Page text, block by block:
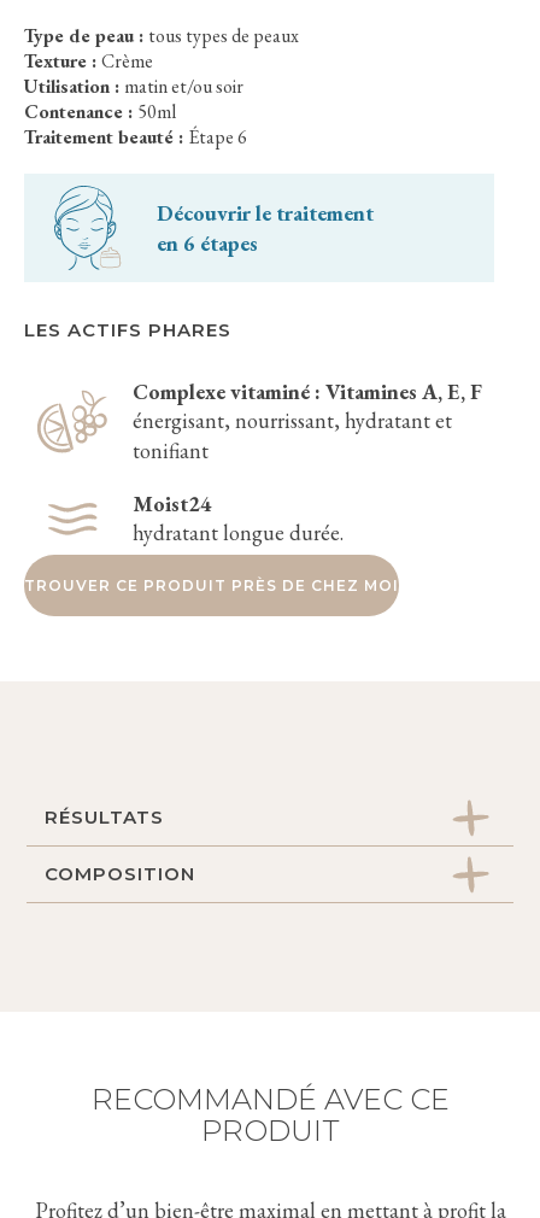
Type de peau : tous types de peaux
Texture :Crème
Utilisation : matin et/ou soir
Contenance : 50ml
Traitement beauté : Étape 6
Découvrir le traitement
en 6 étapes
LES ACTIFS PHARES
Complexe vitaminé : Vitamines A, E, F
énergisant, nourrissant, hydratant et
tonifiant
Moist24
hydratant longue durée.
TROUVER CE PRODUIT PRÈS DE CHEZ MOI
RÉSULTATS
Peau nourrie, douce et réconfortée. Fatigue
COMPOSITION
RECOMMANDÉ AVEC CE
PRODUIT
Profitez d’un bien-être maximal en mettant à profit la